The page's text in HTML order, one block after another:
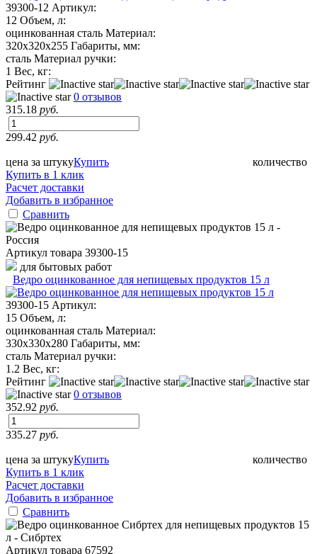
39300-12 Артикул:
12 Объем, л:
оцинкованная сталь Материал:
320х320х255 Габариты, мм:
сталь Материал ручки:
1 Вес, кг:
Рейтинг
0 отзывов
315.18 руб.
299.42 руб.
цена за штуку количество
Купить
Купить в 1 клик
Расчет доставки
Добавить в избранное
Сравнить
Артикул товара 39300-15
для бытовых работ
Ведро оцинкованное для непищевых продуктов 15 л
39300-15 Артикул:
15 Объем, л:
оцинкованная сталь Материал:
330х330х280 Габариты, мм:
сталь Материал ручки:
1.2 Вес, кг:
Рейтинг
0 отзывов
352.92 руб.
335.27 руб.
цена за штуку количество
Купить
Купить в 1 клик
Расчет доставки
Добавить в избранное
Сравнить
Артикул товара 67592